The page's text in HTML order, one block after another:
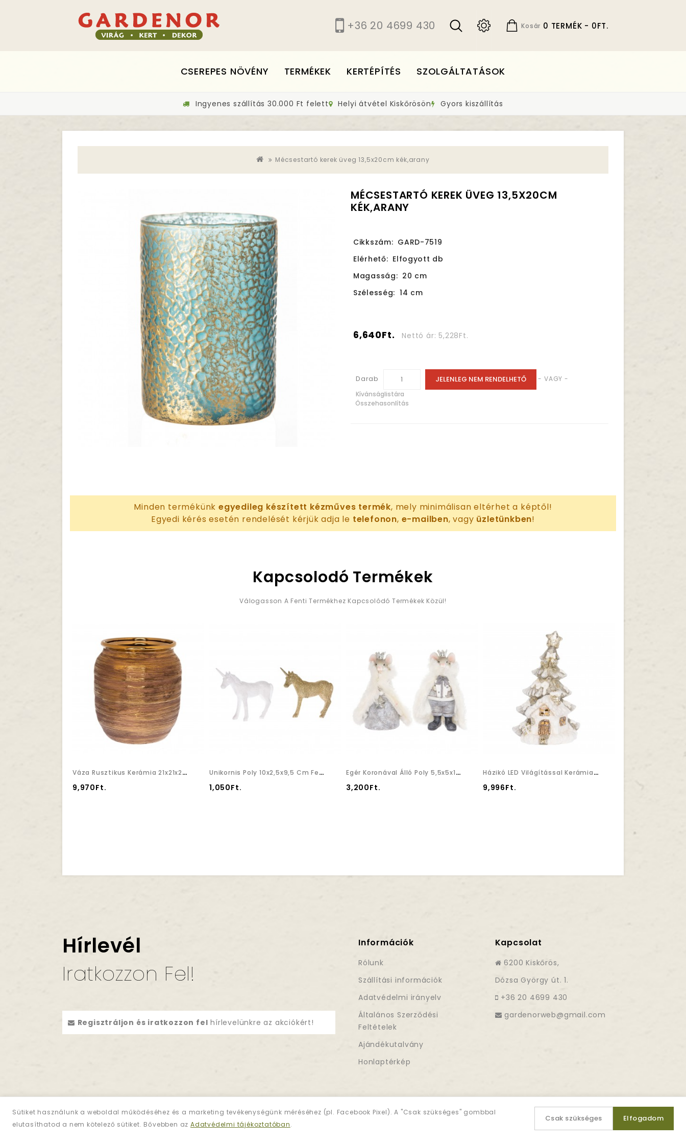
Sütiket használunk a weboldal működéséhez és a marketing tevékenységünk méréséhez (pl. Facebook Pixel). A "Csak szükséges" gombbal
elutasíthatod a nem kötelező sütiket. Bővebben azAdatvédelmi tájékoztatóban.
Csak szükséges Elfogadom
Kosár 0 TERMÉK - 0FT.
+36 20 4699 430
CSEREPES NÖVÉNY TERMÉKEK KERTÉPÍTÉS SZOLGÁLTATÁSOK
Ingyenes szállítás 30.000 Ft felett Helyi átvétel Kiskőrösön Gyors kiszállítás
Mécsestartó kerek üveg 13,5x20cm kék,arany
MÉCSESTARTÓ KEREK ÜVEG 13,5X20CM
KÉK,ARANY
Cikkszám: GARD-7519
Elérhető: Elfogyott db
Magasság: 20 cm
Szélesség: 14 cm
6,640Ft. Nettó ár: 5,228Ft.
Darab JELENLEG NEM RENDELHETŐ
- VAGY -
Kívánságlistára
Összehasonlítás
Minden termékünk egyedileg készített kézműves termék, mely minimálisan eltérhet a képtől!
Egyedi kérés esetén rendelését kérjük adja le telefonon, e-mailben, vagy üzletünkben!
Kapcsolodó Termékek
Válogasson A Fenti Termékhez Kapcsolódó Termékek Közül!
Váza Rusztikus Kerámia 21x21x22,5cm Arany
9,970Ft.
Unikornis Poly 10x2,5x9,5 Cm Fehér/pezsgő 2 Féle
1,050Ft.
Egér Koronával Álló Poly 5,5x5x14 Fehér,szürke 2 Féle
3,200Ft.
Házikó LED Világítással Kerámia 19,5x14,5x30cm Fehér, Ezüst, Arany
9,996Ft.
1,850Ft.
Hírlevél
Iratkozzon Fel!
Regisztráljon és iratkozzon fel hírlevelünkre az akciókért!
Információk
Rólunk
Szállítási információk
Adatvédelmi irányelv
Általános Szerződési
Feltételek
Ajándékutalvány
Honlaptérkép
Kapcsolat
6200 Kiskőrös,
Dózsa György út. 1.
+36 20 4699 430